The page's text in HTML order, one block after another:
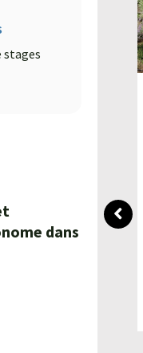
stages
dans
dans